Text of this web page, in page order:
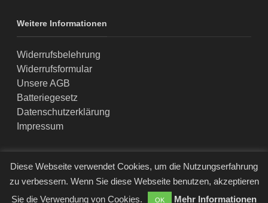
Weitere Informationen
Widerrufsbelehrung
Widerrufsformular
Unsere AGB
Batteriegesetz
Datenschutzerklärung
Impressum
Diese Webseite verwendet Cookies, um die Nutzungserfahrung
zu verbessern. Wenn Sie diese Webseite benutzen, akzeptieren
Sie die Verwendung von Cookies.
OK Mehr Informationen